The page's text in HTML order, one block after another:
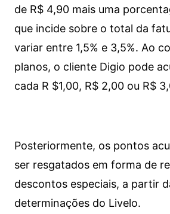
de R$ 4,90 mais uma
que incide sobre o total da
variar entre 1,5% e 3,5%. Ao
planos, o cliente Digio pode
cada R $1,00, R$ 2,00 ou R$
Posteriormente, os pontos
ser resgatados em forma de
descontos especiais, a partir
determinações do Livelo.